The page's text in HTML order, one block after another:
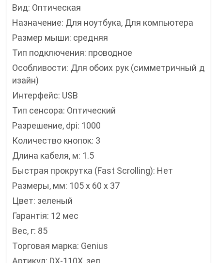
Вид: Оптическая
Назначение: Для ноутбука, Для компьютера
Размер мыши: средняя
Тип подключения: проводное
Особливости: Для обоих рук (симметричный д
изайн)
Интерфейс: USB
Тип сенсора: Оптический
Разрешение, dpi: 1000
Количество кнопок: 3
Длина кабеля, м: 1.5
Быстрая прокрутка (Fast Scrolling): Нет
Размеры, мм: 105 х 60 х 37
Цвет: зеленый
Гарантія: 12 мес
Вес, г: 85
Торговая марка: Genius
Артикул: DX-110X, зел.